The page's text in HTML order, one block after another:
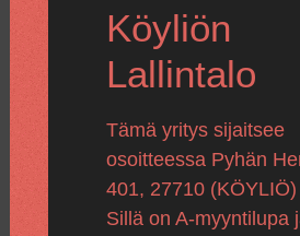
Köyliön
Lallintalo
Tämä yritys sijaitsee
osoitteessa Pyhän
401, 27710 (KÖYLIÖ)
Sillä on A-myyntilupa